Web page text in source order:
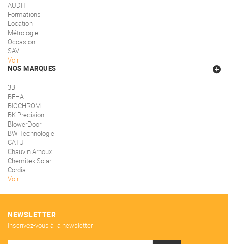
AUDIT
Formations
Location
Métrologie
Occasion
SAV
Voir
NOS MARQUES
3B
BEHA
BIOCHROM
BK Precision
BlowerDoor
BW Technologie
CATU
Chauvin Arnoux
Chemitek Solar
Cordia
Voir
NEWSLETTER
Inscrivez-vous à la newsletter